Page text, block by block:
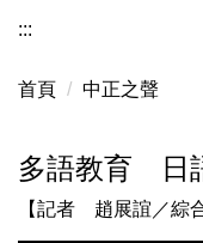
:::
首頁 中正之聲
多語教育 日
【記者 趙展誼／綜